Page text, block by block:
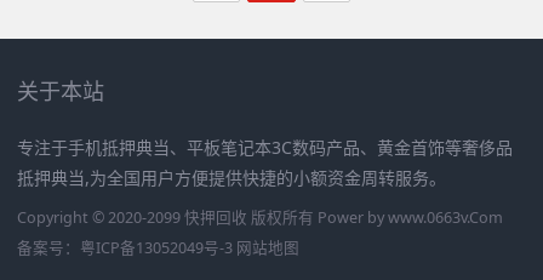
关于本站
专注于手机抵押典当、平板笔记本3C数码产品、黄金首饰等奢侈品
抵押典当,为全国用户方便提供快捷的小额资金周转服务。
Copyright © 2020-2099 快押回收 版权所有 Power bywww.0663v.Com
备案号： 粤ICP备13052049号-3 网站地图